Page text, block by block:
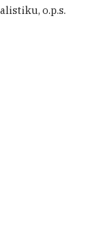
o.p.s.